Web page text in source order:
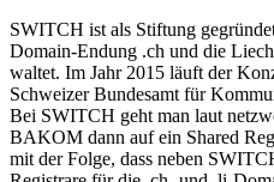
SWITCH ist als Stiftung
Domain-Endung .ch und die
waltet. Im Jahr 2015 läuft der
Schweizer Bundesamt für
Bei SWITCH geht man laut
BAKOM dann auf ein Shared
mit der Folge, dass neben